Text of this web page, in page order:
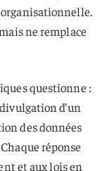
ne remplace
questionne :
d’un
des données
réponse
et aux lois en